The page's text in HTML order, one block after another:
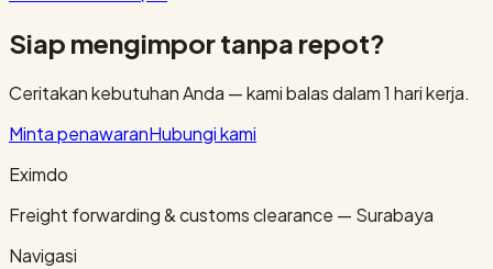
Siap mengimpor tanpa repot?
Ceritakan kebutuhan Anda — kami balas dalam 1 hari kerja.
Minta penawaranHubungi kami
Eximdo
Freight forwarding & customs clearance — Surabaya
Navigasi